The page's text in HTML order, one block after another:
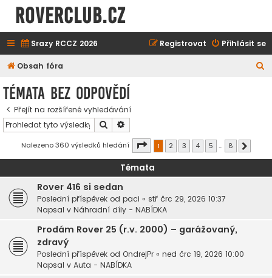
ROVERCLUB.cz
Srazy RCCZ 2026 Přihlásit se
Registrovat
Obsah fóra
Témata bez odpovědí
Přejít na rozšířené vyhledávání
Hledat
Nalezeno 360 výsledků hledání Stránka z
1 2 3 4 5 … 8
Témata
Rover 416 si sedan
Poslední příspěvek od paci « stř črc 29, 2026 10:37
Napsal v Náhradní díly - NABÍDKA
Prodám Rover 25 (r.v. 2000) – garážovaný,
zdravý
Poslední příspěvek od OndrejPr « ned črc 19, 2026 10:00
Napsal v Auta - NABÍDKA